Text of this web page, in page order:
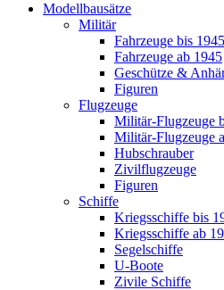
Modellbausätze
Militär
Fahrzeuge bis 1945
Fahrzeuge ab 1945
Geschütze &
Figuren
Flugzeuge
Militär-Flugzeuge
Militär-Flugzeuge
Hubschrauber
Zivilflugzeuge
Figuren
Schiffe
Kriegsschiffe bis
Kriegsschiffe ab
Segelschiffe
U-Boote
Zivile Schiffe